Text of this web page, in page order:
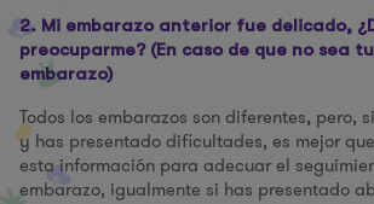
2. Mi embarazo anterior fue delicado,
preocuparme? (En caso de que no sea
embarazo)
Todos los embarazos son diferentes, pero,
y has presentado dificultades, es mejor
esta información para adecuar el
embarazo, igualmente si has presentado